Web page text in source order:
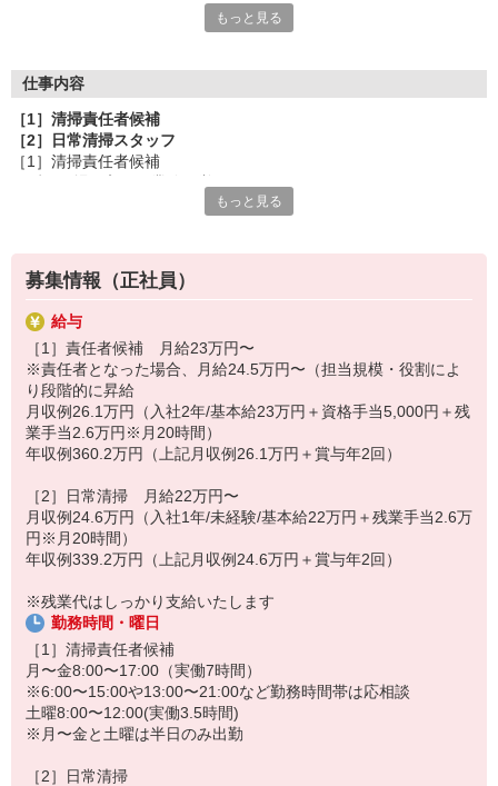
身につけた技術によって仕上がりやスピードが変わるから、
日々の業務を通じてスキルを磨き、長く活躍してください。
［1］清掃責任者候補
オフィスビル施設の清掃など。
将来的にはさまざまな管理業務にも携わっていただきます。
快適な環境を維持するために欠かせない大切なポジションです。
地道な日常清掃を通して、建物を常にキレイに保ちます。
★ポイント
清掃は奥が深く極めがいのある仕事！
未経験スタートの先輩が大勢活躍しており、サポート体制は万
全。
「自分に向いているか分からない」という方も、まずは一歩踏み
出してみませんか。
もっと見る
仕事内容
［1］清掃責任者候補
［2］日常清掃スタッフ
［1］清掃責任者候補
将来的に現場スタッフをまとめる「責任者」を
東京23区内のオフィスビル施設の清掃。
※現場常駐か複数の現場を回るスタイルかは選べます
※基本的に直行直帰
〜業務の流れ〜
＜朝＞
▼外構清掃
▼トイレ清掃
▼廊下バキュームがけ
▼窓ガラス清掃
＜昼＞
▼給湯室清掃
▼共用部清掃
※専用部清掃あり（バキュームやゴミ回収等）
※上記は一例／現場により異なる
将来的には、責任者候補として管理業務もあり。
シフト・現場・テナント管理などをお願いします。
［2］日常清掃
＜朝＞
・ビルテナント内の清掃やゴミ回収
・状況に応じて机拭き、ホワイトボード拭き
現場・時間により仕事内容が異なります
もっと見る
募集情報（正社員）
給与
［1］責任者候補 月給23万円〜
※責任者となった場合、月給24.5万円〜（担当規模・役割によ
り段階的に昇給
月収例26.1万円（入社2年/基本給23万円＋資格手当5,000円＋残
業手当2.6万円※月20時間）
年収例360.2万円（上記月収例26.1万円＋賞与年2回）
［2］日常清掃 月給22万円〜
月収例24.6万円（入社1年/未経験/基本給22万円＋残業手当2.6万
円※月20時間）
年収例339.2万円（上記月収例24.6万円＋賞与年2回）
※残業代はしっかり支給いたします
勤務時間・曜日
［1］清掃責任者候補
月〜金8:00〜17:00（実働7時間）
※6:00〜15:00や13:00〜21:00など勤務時間帯は応相談
土曜8:00〜12:00(実働3.5時間)
※月〜金と土曜は半日のみ出勤
［2］日常清掃